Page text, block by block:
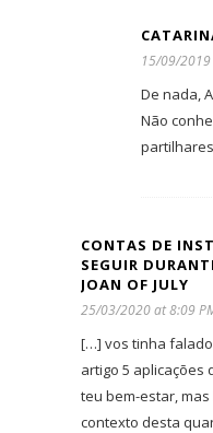
15/09/
De nada,
Não
CONTAS DE
SEGUIR
JOAN OF JULY
25/03/2020 at 8:09
[…] vos tinha falado
artigo 5 aplicações
teu bem-estar,
contexto desta